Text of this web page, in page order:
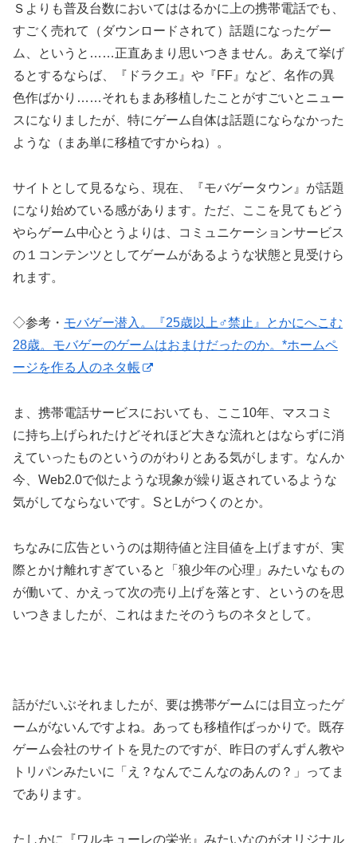
Ｓよりも普及台数においてははるかに上の携帯電話でも、
すごく売れて（ダウンロードされて）話題になったゲー
ム、というと……正直あまり思いつきません。あえて挙げ
るとするならば、『ドラクエ』や『FF』など、名作の異
色作ばかり……それもまあ移植したことがすごいとニュー
スになりましたが、特にゲーム自体は話題にならなかった
ような（まあ単に移植ですからね）。
サイトとして見るなら、現在、『モバゲータウン』が話題
になり始めている感があります。ただ、ここを見てもどう
やらゲーム中心とうよりは、コミュニケーションサービス
の１コンテンツとしてゲームがあるような状態と見受けら
れます。
◇参考・ モバゲー潜入。『25歳以上♂禁止』とかにへこむ
28歳。モバゲーのゲームはおまけだったのか。*ホームペ
ージを作る人のネタ帳
ま、携帯電話サービスにおいても、ここ10年、マスコミ
に持ち上げられたけどそれほど大きな流れとはならずに消
えていったものというのがわりとある気がします。なんか
今、Web2.0で似たような現象が繰り返されているような
気がしてならないです。SとLがつくのとか。
ちなみに広告というのは期待値と注目値を上げますが、実
際とかけ離れすぎていると「狼少年の心理」みたいなもの
が働いて、かえって次の売り上げを落とす、というのを思
いつきましたが、これはまたそのうちのネタとして。
話がだいぶそれましたが、要は携帯ゲームには目立ったゲ
ームがないんですよね。あっても移植作ばっかりで。既存
ゲーム会社のサイトを見たのですが、昨日のずんずん教や
トリパンみたいに「え？なんでこんなのあんの？」ってま
であります。
たしかに『ワルキューレの栄光』みたいなのがオリジナル